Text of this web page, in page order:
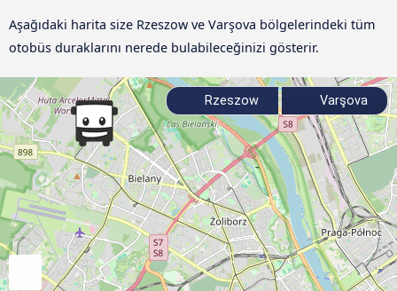
Aşağıdaki harita size Rzeszow ve Varşova bölgelerindeki tüm
otobüs duraklarını nerede bulabileceğinizi gösterir.
Rzeszow Varşova